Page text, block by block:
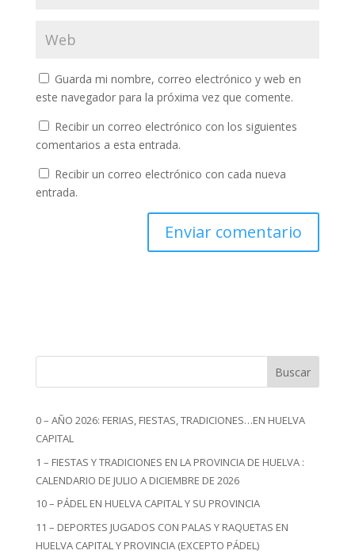
Guarda mi nombre, correo electrónico y web en
este navegador para la próxima vez que comente.
Recibir un correo electrónico con los siguientes
comentarios a esta entrada.
Recibir un correo electrónico con cada nueva
entrada.
Buscar
0 – AÑO 2026: FERIAS, FIESTAS, TRADICIONES…EN HUELVA
CAPITAL
1 – FIESTAS Y TRADICIONES EN LA PROVINCIA DE HUELVA :
CALENDARIO DE JULIO A DICIEMBRE DE 2026
10 – PÁDEL EN HUELVA CAPITAL Y SU PROVINCIA
11 – DEPORTES JUGADOS CON PALAS Y RAQUETAS EN
HUELVA CAPITAL Y PROVINCIA (EXCEPTO PÁDEL)